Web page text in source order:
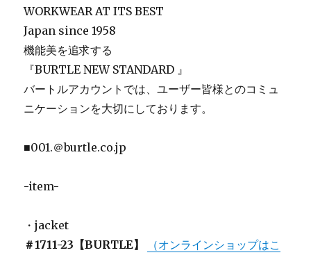
WORKWEAR AT ITS BEST
Japan since 1958
機能美を追求する
『BURTLE NEW STANDARD 』
バートルアカウントでは、ユーザー皆様とのコミュ
ニケーションを大切にしております。
■001.＠burtle.co.jp
-item-
・jacket
＃1711-23【BURTLE】
（オンラインショップはこ